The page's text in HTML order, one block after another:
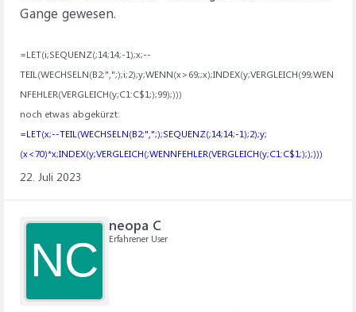
Gange gewesen.
=LET(i;SEQUENZ(;14;14;-1);x;--
TEIL(WECHSELN(B2;",";);i;2);y;WENN(x>69;;x);INDEX(y;VERGLEICH(99;WEN
NFEHLER(VERGLEICH(y;C1:C$1;);99);)))
noch etwas abgekürzt:
=LET(x;--TEIL(WECHSELN(B2;",";);SEQUENZ(;14;14;-1);2);y;
(x<70)*x;INDEX(y;VERGLEICH(;WENNFEHLER(VERGLEICH(y;C1:C$1;););)))
22. Juli 2023
NC
neopa C
Erfahrener User